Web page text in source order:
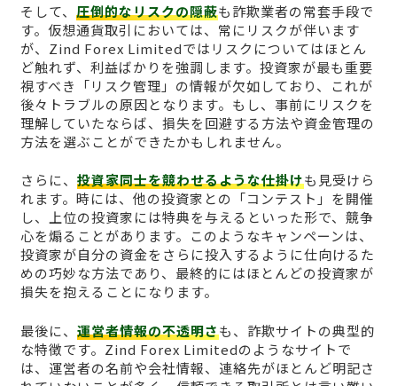
そして、 圧倒的なリスクの隠蔽も詐欺業者の常套手段で
す。仮想通貨取引においては、常にリスクが伴います
が、Zind Forex Limitedではリスクについてはほとん
ど触れず、利益ばかりを強調します。投資家が最も重要
視すべき「リスク管理」の情報が欠如しており、これが
後々トラブルの原因となります。もし、事前にリスクを
理解していたならば、損失を回避する方法や資金管理の
方法を選ぶことができたかもしれません。
さらに、 投資家同士を競わせるような仕掛けも見受けら
れます。時には、他の投資家との「コンテスト」を開催
し、上位の投資家には特典を与えるといった形で、競争
心を煽ることがあります。このようなキャンペーンは、
投資家が自分の資金をさらに投入するように仕向けるた
めの巧妙な方法であり、最終的にはほとんどの投資家が
損失を抱えることになります。
最後に、 運営者情報の不透明さも、詐欺サイトの典型的
な特徴です。Zind Forex Limitedのようなサイトで
は、運営者の名前や会社情報、連絡先がほとんど明記さ